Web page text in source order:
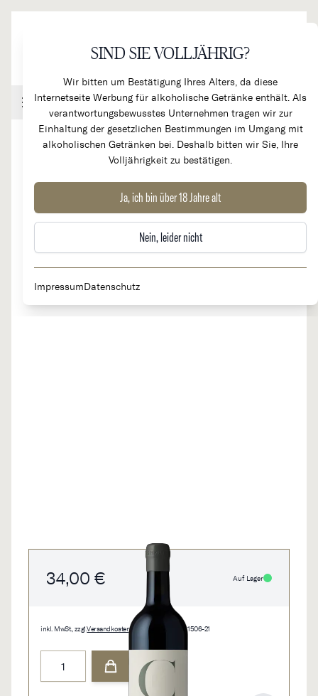
SIND SIE VOLLJÄHRIG?
Wir bitten um Bestätigung Ihres Alters, da diese
Internetseite Werbung für alkoholische Getränke enthält. Als
verantwortungsbewusstes Unternehmen tragen wir zur
Einhaltung der gesetzlichen Bestimmungen im Umgang mit
alkoholischen Getränken bei. Deshalb bitten wir Sie, Ihre
Volljährigkeit zu bestätigen.
Ja, ich bin über 18 Jahre alt
Nein, leider nicht
ImpressumDatenschutz
Handel & Gastronomie Kundenkonto Warenkorb
Le C des Carmes Haut Brion - 2.
Wein Cht. Les Carmes Haut Brion
34,00 € Auf Lager
inkl. MwSt., zzgl.Versandkosten• 0,75 l • 45,33 €/l • 1506-21